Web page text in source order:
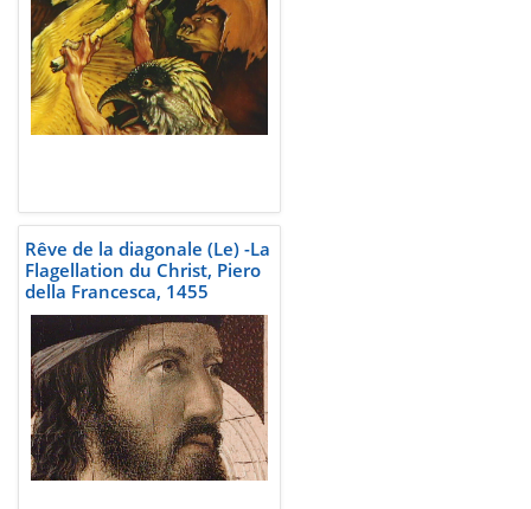
Rêve de la diagonale (Le) -La
Flagellation du Christ, Piero
della Francesca, 1455